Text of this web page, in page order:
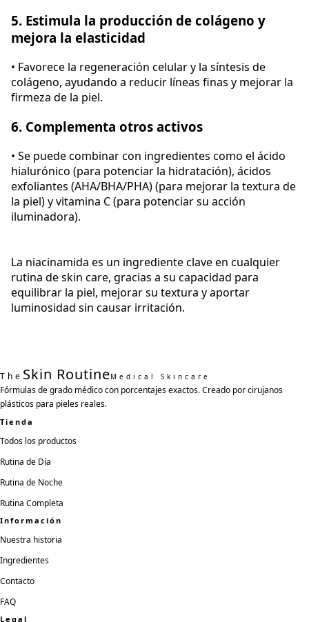
5. Estimula la producción de colágeno y
mejora la elasticidad
• Favorece la regeneración celular y la síntesis de
colágeno, ayudando a reducir líneas finas y mejorar la
firmeza de la piel.
6. Complementa otros activos
• Se puede combinar con ingredientes como el ácido
hialurónico (para potenciar la hidratación), ácidos
exfoliantes (AHA/BHA/PHA) (para mejorar la textura de
la piel) y vitamina C (para potenciar su acción
iluminadora).
La niacinamida es un ingrediente clave en cualquier
rutina de skin care, gracias a su capacidad para
equilibrar la piel, mejorar su textura y aportar
luminosidad sin causar irritación.
The Skin RoutineMedical Skincare
Fórmulas de grado médico con porcentajes exactos. Creado por cirujanos
plásticos para pieles reales.
Tienda
Todos los productos
Rutina de Día
Rutina de Noche
Rutina Completa
Información
Nuestra historia
Ingredientes
Contacto
FAQ
Legal